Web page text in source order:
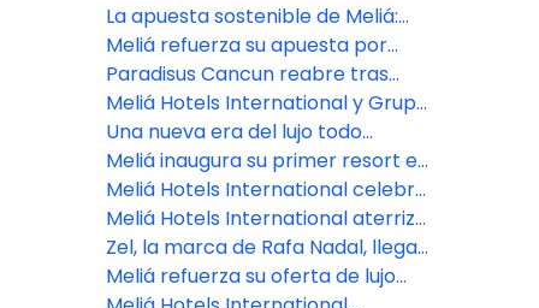
La apuesta sostenible de Meliá:
Logros globales y un modelo de
transición energética desde
Cusco
Meliá refuerza su apuesta por
Argentina con dos nuevos hoteles
en Mendoza, uno de los destinos
más fascinantes de Sudamérica
Paradisus Cancun reabre tras
renovación de $50 millones
Meliá Hotels International y Grupo
Puntacana se unen para el
desarrollo del Paradisus Miches, el
próximo resort de lujo todo
incluido de República Dominicana
Una nueva era del lujo todo
incluido llega a Bali con la
apertura de Paradisus by Meliá
Meliá inaugura su primer resort en
Maldivas
Meliá Hotels International celebra
en FITUR su 70º aniversario,
anticipando una nueva etapa de
crecimiento sólido y sostenido a
Meliá Hotels International aterriza
en el paraíso: Maldivas recibe a
Meliá Whale Lagoon
Zel, la marca de Rafa Nadal, llega
a Cozumel de la mano de Meliá
Meliá refuerza su oferta de lujo